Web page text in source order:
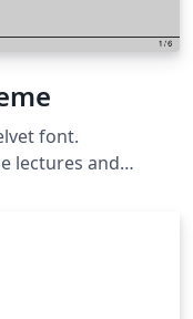
font.
lectures and